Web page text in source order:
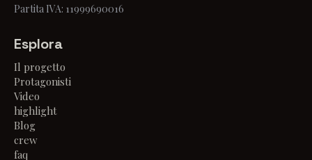
Partita IVA: 11999690016
Esplora
Il progetto
Protagonisti
Video
highlight
Blog
crew
faq